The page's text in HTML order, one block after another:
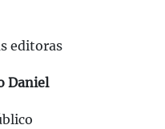
editoras
Daniel